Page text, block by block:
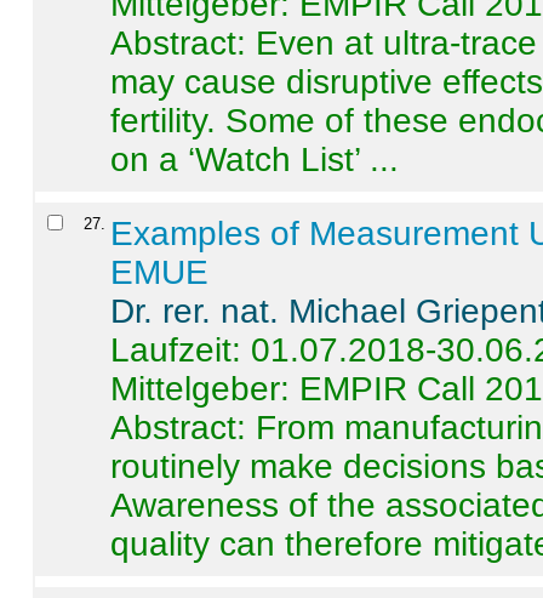
Abstract: Even at ultra-
may cause disruptive
fertility. Some of these
on a ‘Watch List’ ...
27. Examples of Measurement
EMUE
Dr. rer. nat. Michael
Laufzeit: 01.07.2018-
Mittelgeber: EMPIR Call
Abstract: From
routinely make decisions
Awareness of the
quality can therefore